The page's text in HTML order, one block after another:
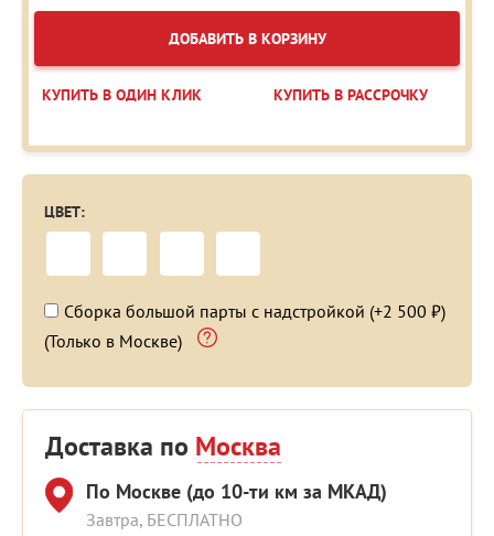
ДОБАВИТЬ В КОРЗИНУ
КУПИТЬ В ОДИН КЛИК КУПИТЬ В РАССРОЧКУ
ЦВЕТ:
Сборка большой парты с надстройкой (+2 500 ₽)
(Только в Москве)
Доставка по Москва
По Москве (до 10-ти км за МКАД)
Завтра, БЕСПЛАТНО